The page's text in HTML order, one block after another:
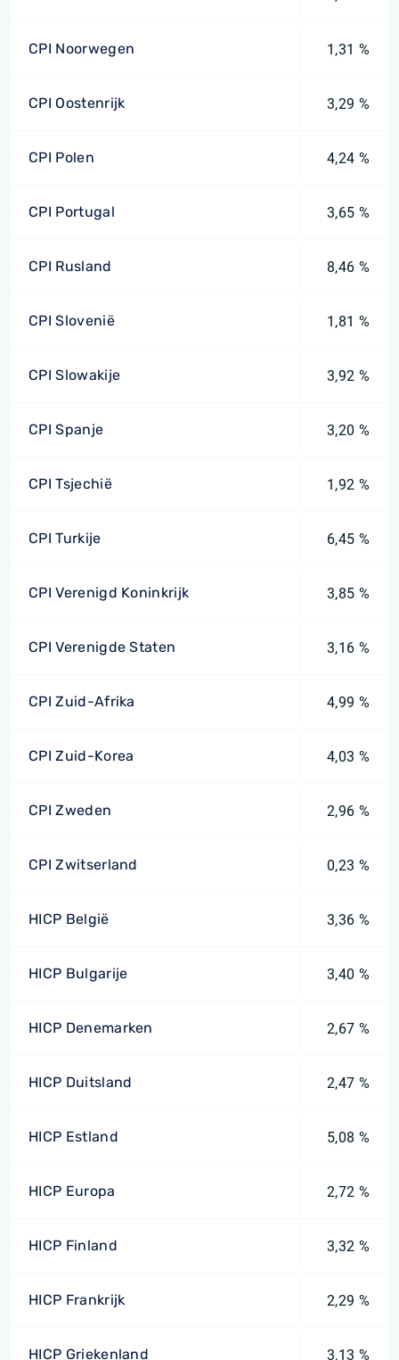
CPI Noorwegen 1,31 %
CPI Oostenrijk 3,29 %
CPI Polen 4,24 %
CPI Portugal 3,65 %
CPI Rusland 8,46 %
CPI Slovenië 1,81 %
CPI Slowakije 3,92 %
CPI Spanje 3,20 %
CPI Tsjechië 1,92 %
CPI Turkije 6,45 %
CPI Verenigd Koninkrijk 3,85 %
CPI Verenigde Staten 3,16 %
CPI Zuid-Afrika 4,99 %
CPI Zuid-Korea 4,03 %
CPI Zweden 2,96 %
CPI Zwitserland 0,23 %
HICP België 3,36 %
HICP Bulgarije 3,40 %
HICP Denemarken 2,67 %
HICP Duitsland 2,47 %
HICP Estland 5,08 %
HICP Europa 2,72 %
HICP Finland 3,32 %
HICP Frankrijk 2,29 %
HICP Griekenland 3,13 %